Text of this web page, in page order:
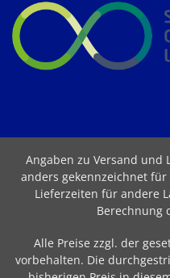
Angaben zu Versand und
anders gekennzeichnet
Lieferzeiten für andere
Berechnung
Alle Preise zzgl. der
vorbehalten. Die